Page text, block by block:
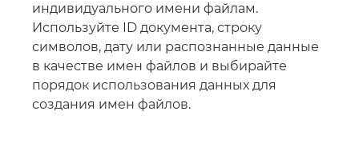
индивидуального имени файлам.
Используйте ID документа, строку
символов, дату или распознанные данные
в качестве имен файлов и выбирайте
порядок использования данных для
создания имен файлов.